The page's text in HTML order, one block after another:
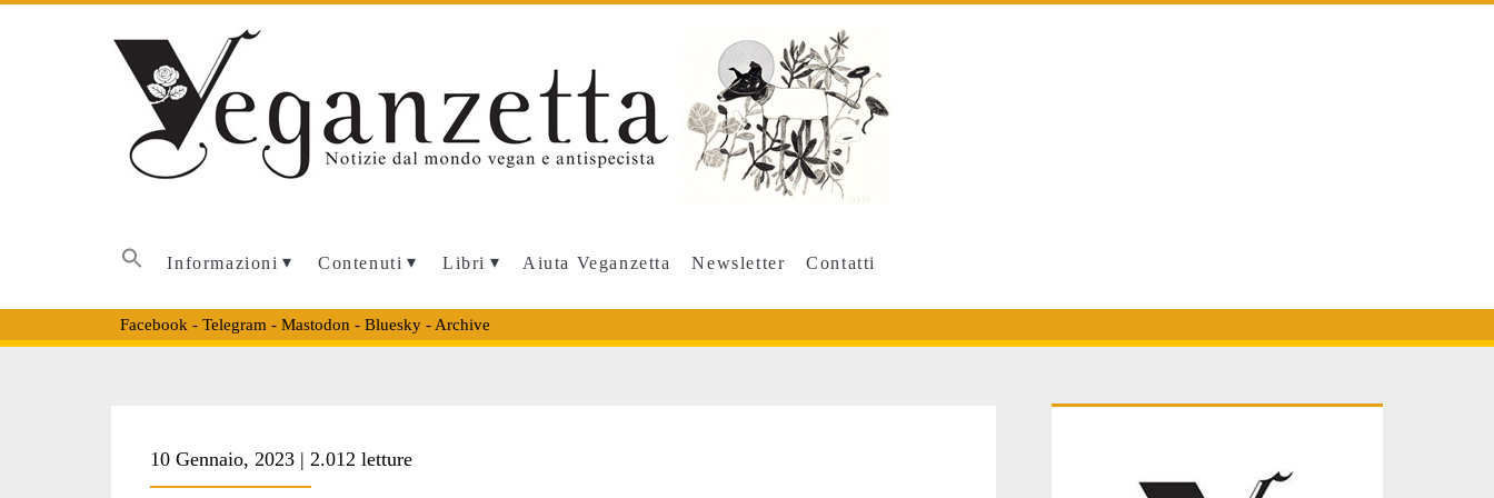
Informazioni Contenuti Libri Aiuta Veganzetta Newsletter Contatti
Facebook - Telegram - Mastodon - Bluesky- Archive
10 Gennaio, 2023 | 2.012 letture